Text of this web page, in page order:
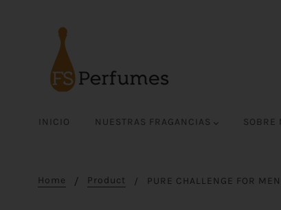
INICIO NUESTRAS FRAGANCIAS SOBRE
Home Product PURE CHALLENGE FOR